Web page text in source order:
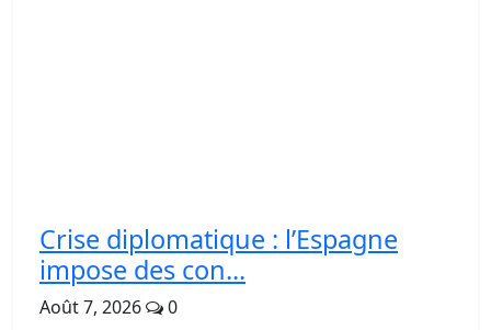
Crise diplomatique : l’Espagne
impose des con...
Août 7, 2026 0